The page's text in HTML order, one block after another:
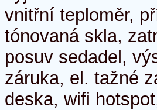
vnitřní teploměr,
tónovaná skla,
posuv sedadel,
záruka, el. tažné
deska, wifi